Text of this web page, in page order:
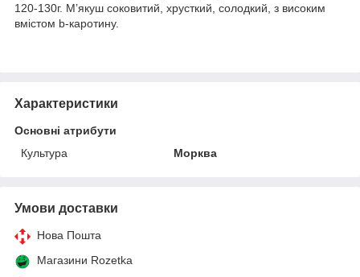
120-130г. М’якуш соковитий, хрусткий, солодкий, з високим
вмістом b-каротину.
Характеристики
Основні атрибути
Культура
Морква
Умови доставки
Нова Пошта
Магазини Rozetka